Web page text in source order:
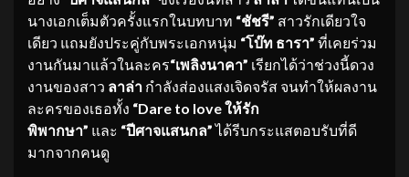
นางเอกเต็มตัวครั้งแรกในบทบาท “ชัชรี” สาวรักเดียวใจ
เดียว แถมยังประคู่กับพระเอกหนุ่ม “โบ๊ท ธารา” ที่เคยร่วม
งานกันมาแล้วในละคร“เพลิงนาคา” เรียกได้ว่าช่วงนี้ดวง
งานของสาว ลาล่า กำลังส่องแสงเจิดจรัส จนทำให้ผลงาน
ละครของเธอทั้ง “Dare to love ให้รัก
พิพากษา” และ “ปีศาจแสนกล”ได้รีบกระแสตอบรับที่ดี
มากจากคนดู